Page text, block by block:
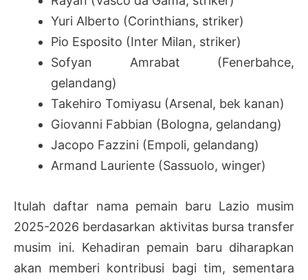
Yuri Alberto (Corinthians, striker)
Pio Esposito (Inter Milan, striker)
Sofyan Amrabat (Fenerbahce,
gelandang)
Takehiro Tomiyasu (Arsenal, bek kanan)
Giovanni Fabbian (Bologna, gelandang)
Jacopo Fazzini (Empoli, gelandang)
Armand Lauriente (Sassuolo, winger)
Itulah daftar nama pemain baru Lazio musim
2025-2026 berdasarkan aktivitas bursa transfer
musim ini. Kehadiran pemain baru diharapkan
akan memberi kontribusi bagi tim, sementara